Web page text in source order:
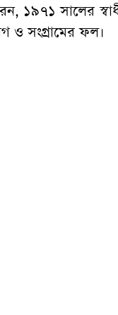
১৯৭১ সালের
ও সংগ্রামের ফল।